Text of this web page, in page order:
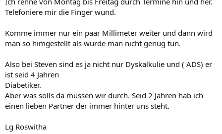
Telefoniere mir die Finger wund.
Komme immer nur ein paar Millimeter weiter und dann wird
man so himgestellt als würde man nicht genug tun.
Also bei Steven sind es ja nicht nur Dyskalkulie und ( ADS) er
ist seid 4 Jahren
Diabetiker.
Aber was solls da müssen wir durch. Seid 2 Jahren hab ich
einen lieben Partner der immer hinter uns steht.
Lg Roswitha